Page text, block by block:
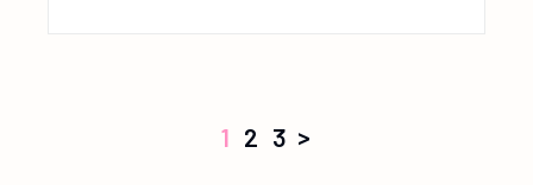
1 2 3 >